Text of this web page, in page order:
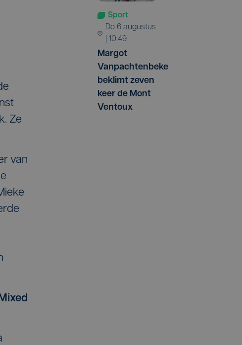
Ze
van
Sport
do 6 augustus
| 10:49
Margot
Vanpachtenbeke
beklimt zeven
keer de Mont
Ventoux